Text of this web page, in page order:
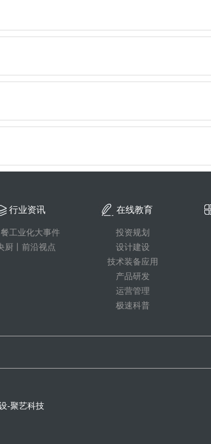
行业资讯
工业化大事件
厨丨前沿视点
在线教育
投资规划
设计建设
技术装备应用
产品研发
运营管理
极速科普
-聚艺科技